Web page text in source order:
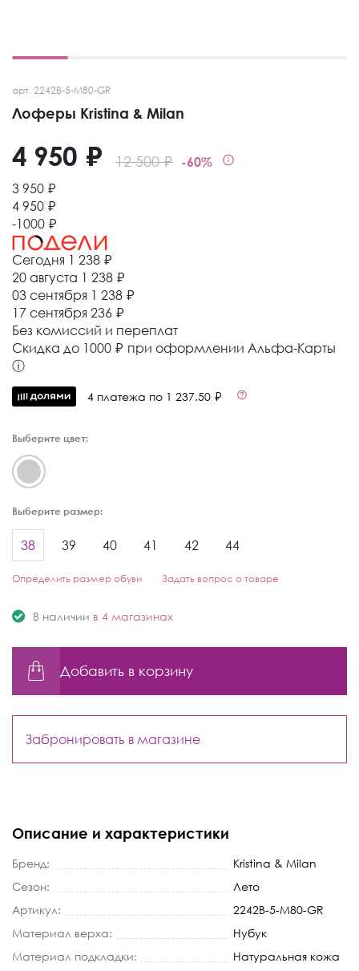
арт. 2242B-5-M80-GR
Лоферы Kristina & Milan
12 500 ₽ -60%
4 950 ₽
3 950 ₽
4 950 ₽
-1000 ₽
Сегодня 1 238 ₽
20 августа 1 238 ₽
03 сентября 1 238 ₽
17 сентября 236 ₽
Без комиссий и переплат
Cкидка до 1000 ₽ при оформлении Альфа-Карты
ⓘ
4 платежа по 1 237.50 ₽
Выберите цвет:
Выберите размер:
38 39 40 41 42 44
Определить размер обуви Задать вопрос о товаре
В наличии в 4 магазинах
Добавить в корзину
Забронировать в магазине
Описание и характеристики
Бренд:
Kristina & Milan
Сезон:
Лето
Артикул:
2242B-5-M80-GR
Материал верха:
Нубук
Материал подкладки:
Натуральная кожа